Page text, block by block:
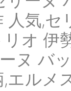
人気,
リオ 伊
ヌ バ
エルメ